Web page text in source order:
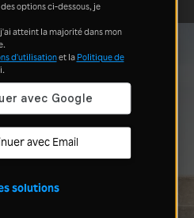
options ci-dessous, je
j'ai atteint la majorité dans mon
d'utilisationet la Politique de
avec Email
solutions